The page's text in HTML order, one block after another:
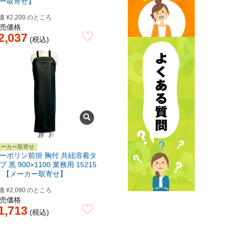
¥2,200 のところ
価格
税込
カー取寄せ
ポリン前掛 胸付 共紐溶着タ
黒 900×1100 業務用 15215
【メーカー取寄せ】
¥2,090 のところ
価格
税込